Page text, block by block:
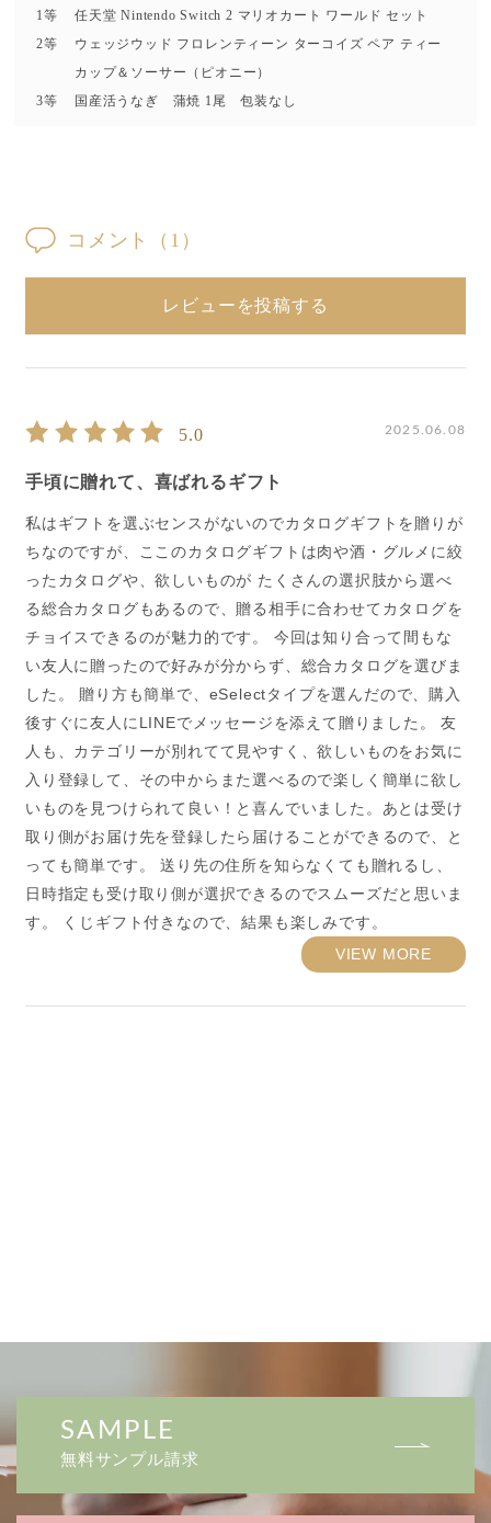
1等
任天堂 Nintendo Switch 2 マリオカート ワールド セット
2等
ウェッジウッド フロレンティーン ターコイズ ペア ティー
カップ＆ソーサー（ピオニー）
3等
国産活うなぎ 蒲焼 1尾 包装なし
コメント （1）
レビューを投稿する
5.0
手頃に贈れて、喜ばれるギフト
2025.06.08
私はギフトを選ぶセンスがないのでカタログギフトを贈りが
ちなのですが、ここのカタログギフトは肉や酒・グルメに絞
ったカタログや、欲しいものが たくさんの選択肢から選べ
る総合カタログもあるので、贈る相手に合わせてカタログを
チョイスできるのが魅力的です。 今回は知り合って間もな
い友人に贈ったので好みが分からず、総合カタログを選びま
した。 贈り方も簡単で、eSelectタイプを選んだので、購入
後すぐに友人にLINEでメッセージを添えて贈りました。 友
人も、カテゴリーが別れてて見やすく、欲しいものをお気に
入り登録して、その中からまた選べるので楽しく簡単に欲し
いものを見つけられて良い！と喜んでいました。あとは受け
取り側がお届け先を登録したら届けることができるので、と
っても簡単です。 送り先の住所を知らなくても贈れるし、
日時指定も受け取り側が選択できるのでスムーズだと思いま
す。 くじギフト付きなので、結果も楽しみです。
VIEW MORE
SAMPLE
無料サンプル請求